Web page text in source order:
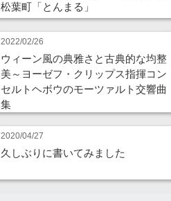
松葉町「とんまる」
2022/02/26
ウィーン風の典雅さと古典的な均整
美～ヨーゼフ・クリップス指揮コン
セルトヘボウのモーツァルト交響曲
集
2020/04/27
久しぶりに書いてみました